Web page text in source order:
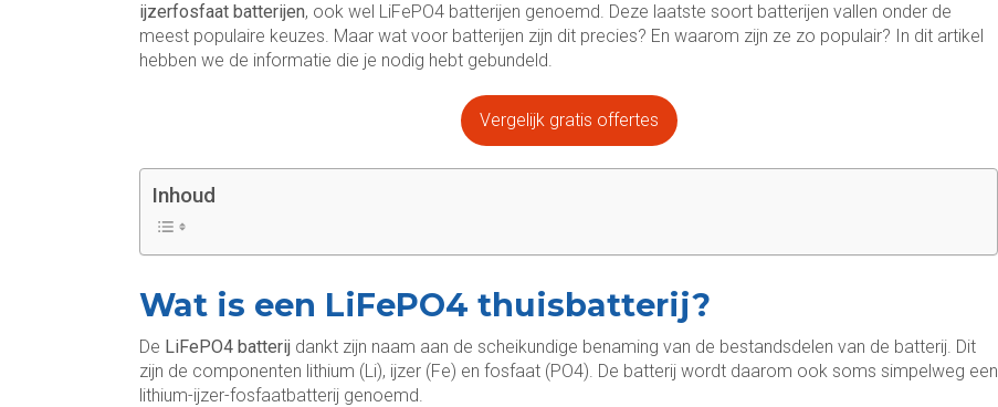
ijzerfosfaat batterijen, ook wel LiFePO4 batterijen genoemd. Deze laatste soort batterijen vallen onder de
meest populaire keuzes. Maar wat voor batterijen zijn dit precies? En waarom zijn ze zo populair? In dit artikel
hebben we de informatie die je nodig hebt gebundeld.
Vergelijk gratis offertes
Inhoud
Wat is een LiFePO4 thuisbatterij?
De LiFePO4 batterij dankt zijn naam aan de scheikundige benaming van de bestandsdelen van de batterij. Dit
zijn de componenten lithium (Li), ijzer (Fe) en fosfaat (PO4). De batterij wordt daarom ook soms simpelweg een
lithium-ijzer-fosfaatbatterij genoemd.